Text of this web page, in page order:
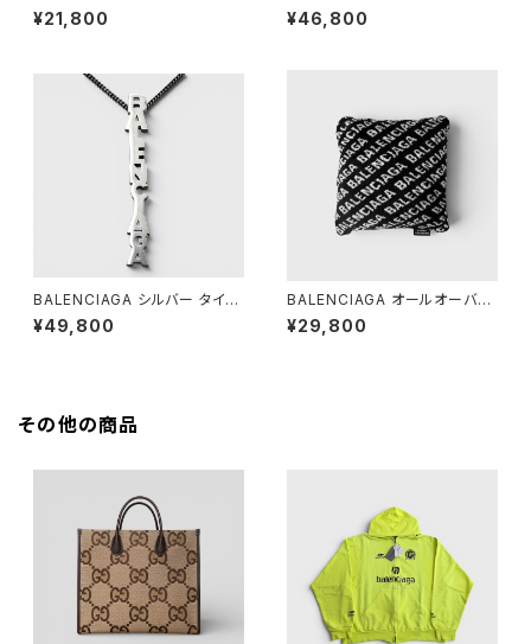
キャップ ブラック L 59
¥21,800
ウォレット ベージュ
¥46,800
BALENCIAGA シルバー タイポ
ネックレス
¥49,800
BALENCIAGA オールオーバー
ロゴ クッション ブラック
¥29,800
その他の商品